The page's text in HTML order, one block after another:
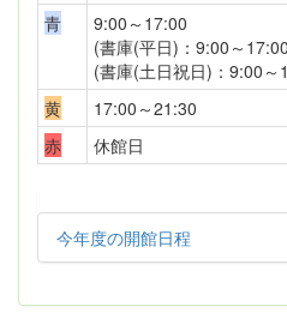
青
9:00～17:00
(書庫(平日)：9:00～
(書庫(土日祝日)：9:00～
黄
17:00～21:30
赤
休館日
今年度の開館日程